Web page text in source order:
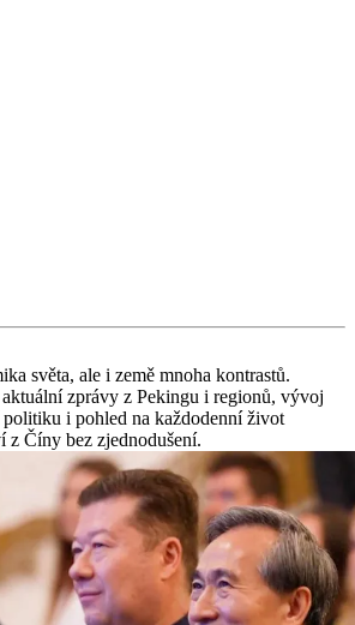
světa, ale i země mnoha kontrastů.
zprávy z Pekingu i regionů, vývoj
i pohled na každodenní život
z Číny bez zjednodušení.